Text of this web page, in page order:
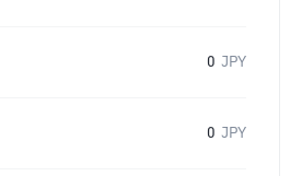
0 JPY
0 JPY